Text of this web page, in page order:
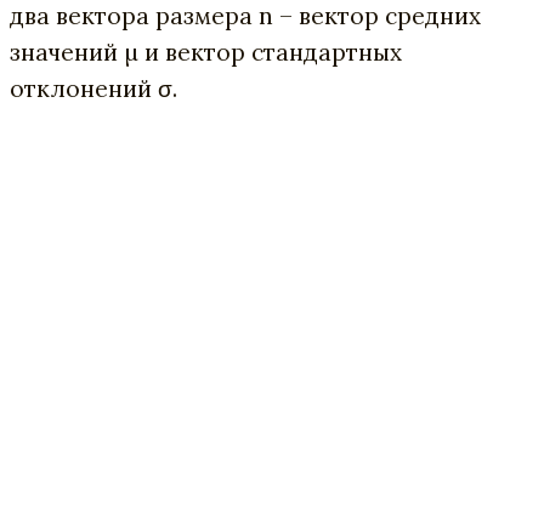
два вектора размера n – вектор средних
значений µ и вектор стандартных
отклонений σ.